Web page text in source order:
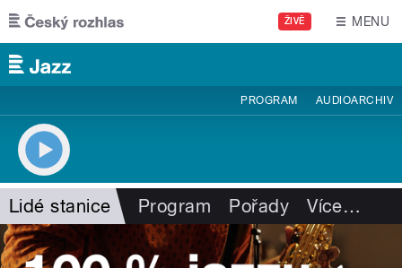
Přejít k hlavnímu obsahu
ŽIVĚ MENU
PROGRAM AUDIOARCHIV
Lidé stanice Program Pořady Více…